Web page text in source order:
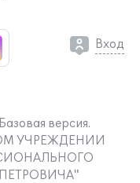
Вход
версия.
УЧРЕЖДЕНИИ